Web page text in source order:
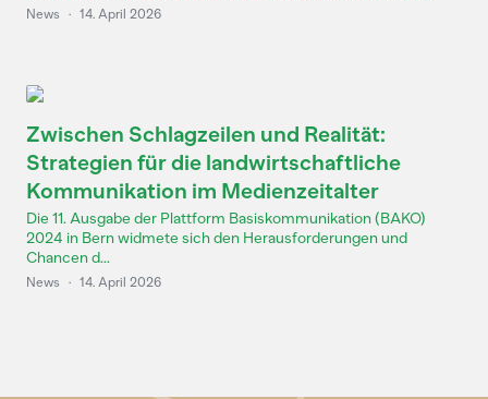
News · 14. April 2026
Zwischen Schlagzeilen und Realität:
Strategien für die landwirtschaftliche
Kommunikation im Medienzeitalter
Die 11. Ausgabe der Plattform Basiskommunikation (BAKO)
2024 in Bern widmete sich den Herausforderungen und
Chancen d...
News · 14. April 2026